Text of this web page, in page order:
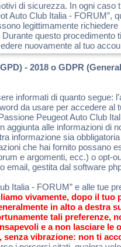
di sicurezza. In ogni
Auto Club Italia -
legittimamente
questo
nuovamente al tuo
- 2018 o GDPR
informati di quanto segue:
da usare per accedere
Peugeot Auto Club
aggiunta alle informazioni
informazione sia
che hai fornito possano
e argomenti, ecc.) o
email, gestita dal software
Italia - FORUM” e alle tue
vivamente, dopo il tuo
in alto a destra
tali preferenze,
e a non lasciare
vibrazione: non ti